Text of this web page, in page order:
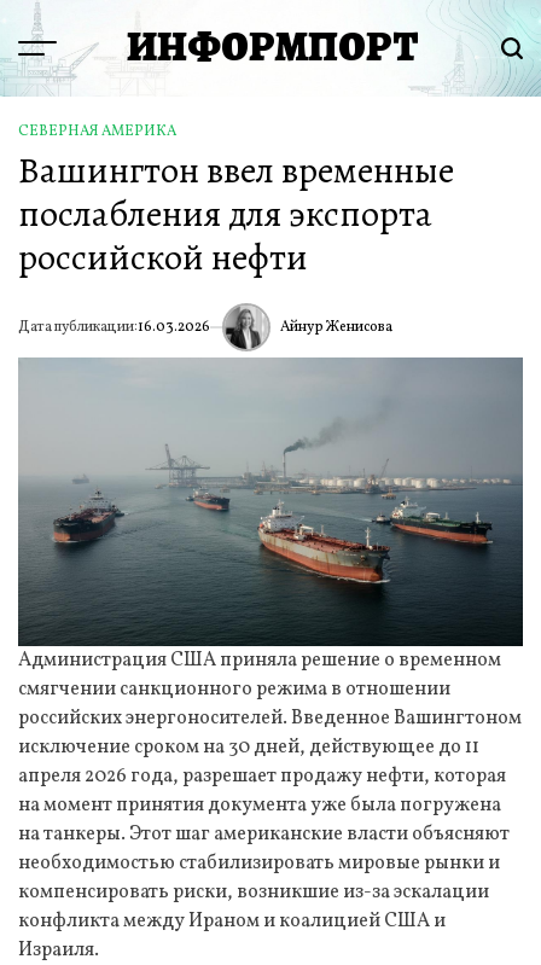
Перейти
содержимому
Menu ИНФОРМПОРТ
ОПУБЛИКОВАНО
В
СЕВЕРНАЯ АМЕРИКА
Вашингтон ввел временные
послабления для экспорта
российской нефти
Дата публикации:16.03.2026 ИА Айнур Женисова
Администрация США приняла решение о временном
смягчении санкционного режима в отношении
российских энергоносителей. Введенное Вашингтоном
исключение сроком на 30 дней, действующее до 11
апреля 2026 года, разрешает продажу нефти, которая
на момент принятия документа уже была погружена
на танкеры. Этот шаг американские власти объясняют
необходимостью стабилизировать мировые рынки и
компенсировать риски, возникшие из-за эскалации
конфликта между Ираном и коалицией США и
Израиля.